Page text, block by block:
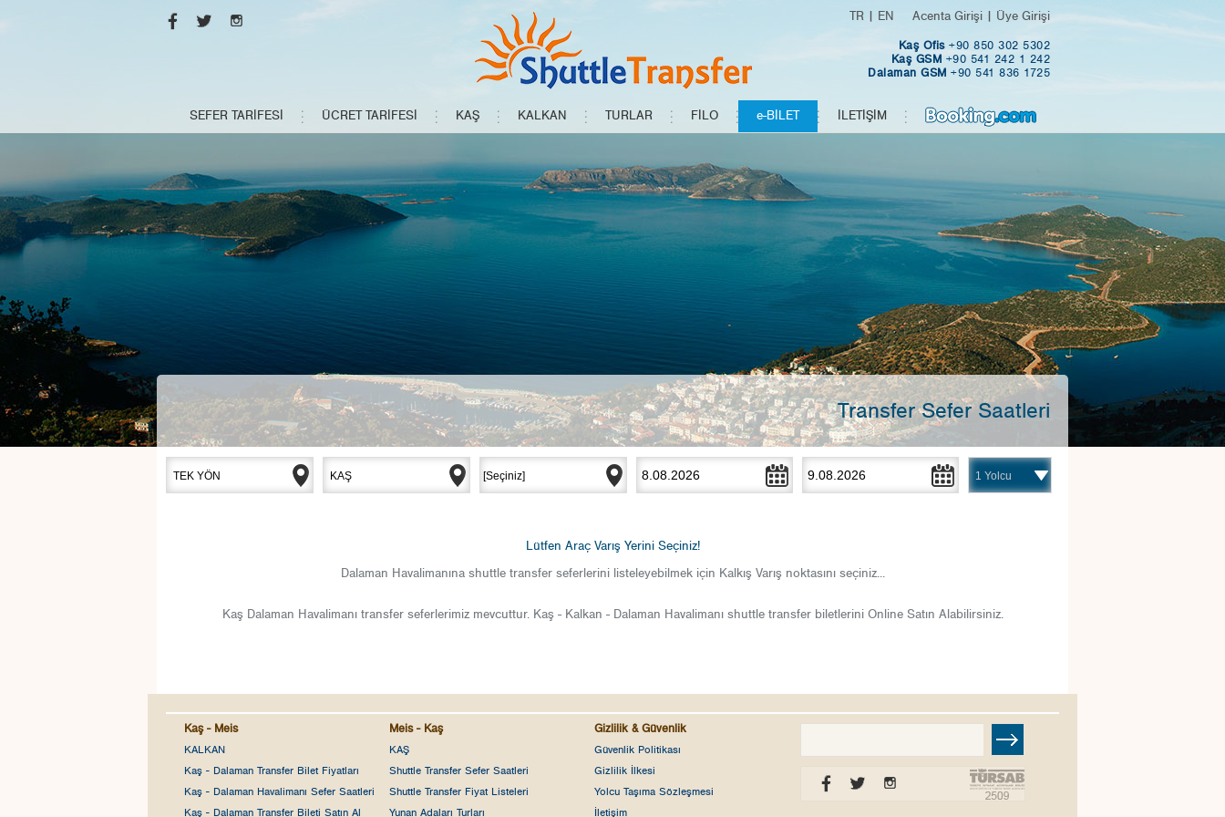
Acenta Girişi Üye Girişi
TR EN
Kaş Ofis+90 850 302 5302
Kaş GSM +90 541 242 1 242
Dalaman GSM +90 541 836 1725
SEFER TARİFESİ ÜCRET TARİFESİ KAŞ KALKAN TURLAR FİLO e-BİLET İLETİŞİM
Transfer Sefer Saatleri
Lütfen Araç Varış Yerini Seçiniz!
Dalaman Havalimanına shuttle transfer seferlerini listeleyebilmek için Kalkış Varış noktasını seçiniz...
Kaş Dalaman Havalimanıtransfer seferlerimiz mevcuttur. Kaş - Kalkan - Dalaman Havalimanı shuttle transfer biletlerini Online Satın Alabilirsiniz.
Kaş - Meis
KALKAN
Kaş - Dalaman Transfer Bilet Fiyatları
Kaş - Dalaman Havalimanı Sefer Saatleri
Kaş - Dalaman Transfer Bileti Satın Al
Meis - Kaş
KAŞ
Shuttle Transfer Sefer Saatleri
Shuttle Transfer Fiyat Listeleri
Yunan Adaları Turları
Gizlilik & Güvenlik
Güvenlik Politikası
Gizlilik İlkesi
Yolcu Taşıma Sözleşmesi
İletişim